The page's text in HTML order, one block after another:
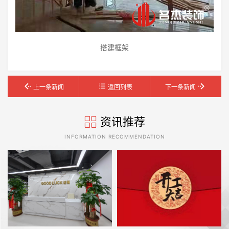
搭建框架
上一条新闻 返回列表 下一条新闻
资讯推荐
INFORMATION RECOMMENDATION